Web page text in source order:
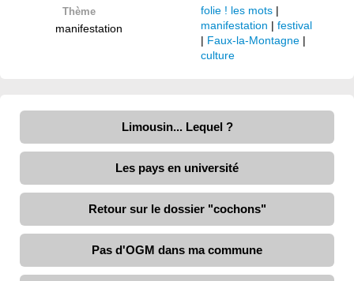
Thème
manifestation
folie ! les mots |
manifestation | festival
| Faux-la-Montagne |
culture
Limousin... Lequel ?
Les pays en université
Retour sur le dossier "cochons"
Pas d'OGM dans ma commune